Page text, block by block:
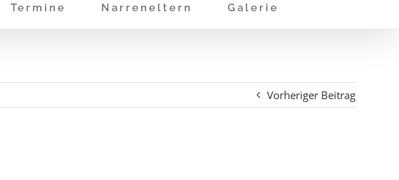
Termine Narreneltern Galerie
Vorheriger Beitrag